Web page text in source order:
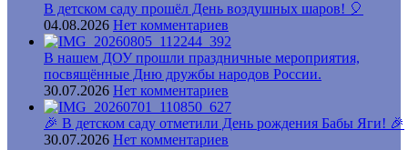
В детском саду прошёл День воздушных шаров! 🎈
04.08.2026 Нет комментариев
В нашем ДОУ прошли праздничные мероприятия,
посвящённые Дню дружбы народов России.
30.07.2026 Нет комментариев
🎉 В детском саду отметили День рождения Бабы Яги! 🎉
30.07.2026 Нет комментариев